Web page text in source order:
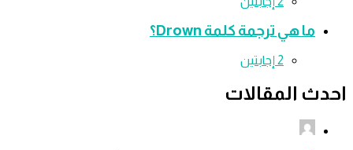
ما هي ترجمة كلمة Drown؟
المقالات